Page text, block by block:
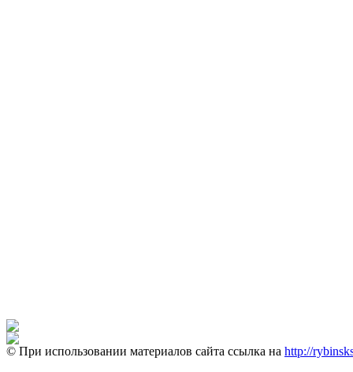
© При использовании материалов сайта ссылка на http://